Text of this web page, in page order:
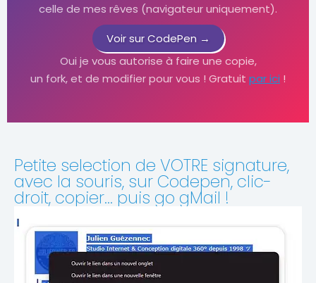
celle de mes rêves (navigateur uniquement).
Voir sur CodePen →
Oui je vous autorise à faire une copie,
un fork, et de modifier pour vous ! Gratuit par ici !
Petite selection de VOTRE signature,
avec la souris, sur Codepen, clic-
droit, copier... puis go gMail !